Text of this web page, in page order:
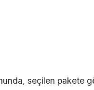
seçilen pakete